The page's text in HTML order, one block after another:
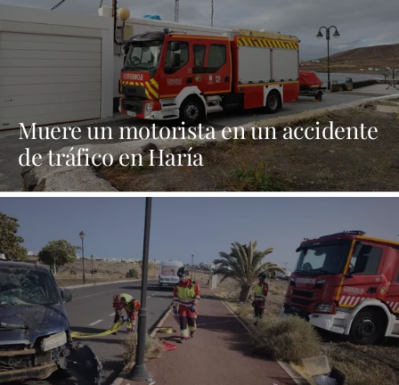
Muere un motorista en un accidente
de tráfico en Haría